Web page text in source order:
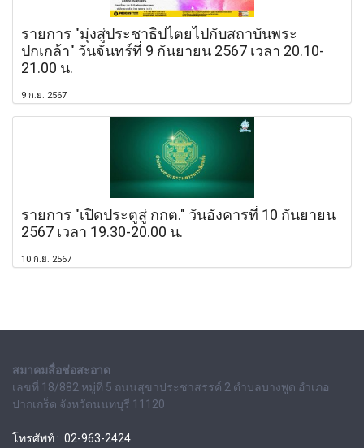
รายการ "มุ่งสู่ประชาธิปไตยไปกับสถาบันพระ
ปกเกล้า" วันจันทร์ที่ 9 กันยายน 2567 เวลา 20.10-
21.00 น.
9 ก.ย. 2567
รายการ "เปิดประตูสู่ กกต." วันอังคารที่ 10 กันยายน
2567 เวลา 19.30-20.00 น.
10 ก.ย. 2567
สมาคมสื่อช่อสะอาด
เลขที่ 18/882 หมู่ที่ 5 ถนนสุขาประชาสรรค์ 2 ตำบลบางพูด อำเภอ
ปากเกร็ด จังหวัดนนทบุรี 11120
โทรศัพท์ : 02-963-2424